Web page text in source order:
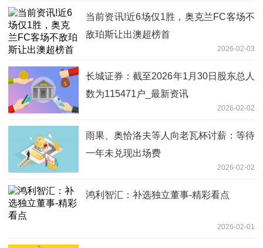
当前资讯!近6场仅1胜，奥克兰FC客场不
敌珀斯让出澳超榜首
2026-02-03
长城证券：截至2026年1月30日股东总人
数为115471户_最新资讯
2026-02-02
雨果、奥恰洛夫等人向老瓦杯讨薪：等待
一年未兑现出场费
2026-02-02
鸿利智汇：补选独立董事-精彩看点
2026-02-01